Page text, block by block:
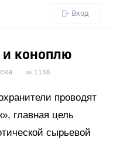
Вход
коноплю
1136
проводят
главная цель
сырьевой